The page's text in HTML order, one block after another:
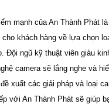
mạnh của An Thành Phát
khách hàng về lựa chọn
Đội ngũ kỹ thuật viên giàu
camera sẽ lắng nghe và
xuất các giải pháp và loại
với An Thành Phát sẽ giúp